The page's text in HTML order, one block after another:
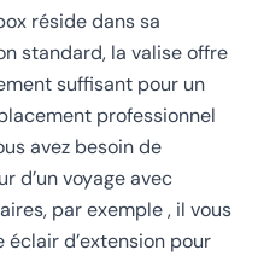
réside dans sa
standard, la valise offre
suffisant pour un
professionnel
avez besoin de
d’un voyage avec
par exemple , il vous
d’extension pour